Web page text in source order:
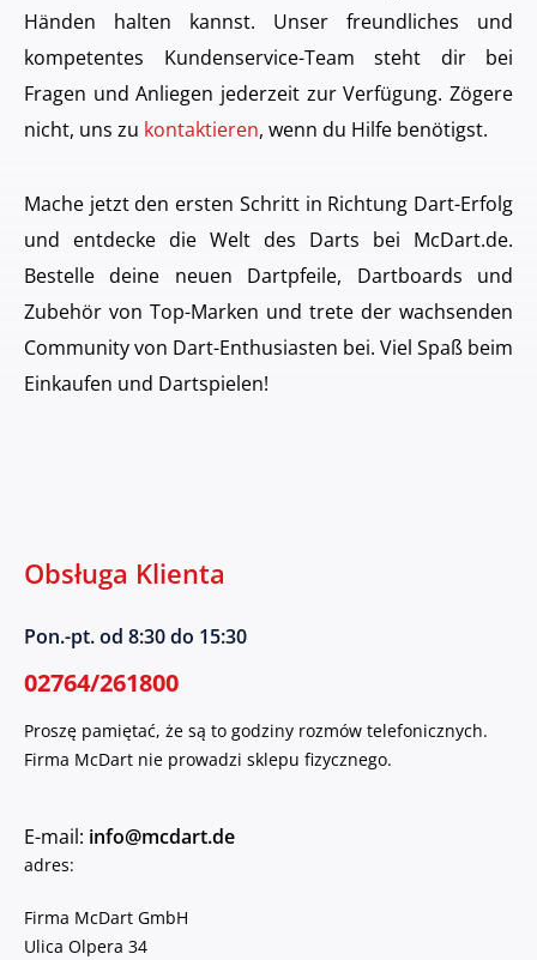
Händen halten kannst. Unser freundliches und
kompetentes Kundenservice-Team steht dir bei
Fragen und Anliegen jederzeit zur Verfügung. Zögere
nicht, uns zu kontaktieren, wenn du Hilfe benötigst.
Mache jetzt den ersten Schritt in Richtung Dart-Erfolg
und entdecke die Welt des Darts bei McDart.de.
Bestelle deine neuen Dartpfeile, Dartboards und
Zubehör von Top-Marken und trete der wachsenden
Community von Dart-Enthusiasten bei. Viel Spaß beim
Einkaufen und Dartspielen!
Obsługa Klienta
Pon.-pt. od 8:30 do 15:30
02764/261800
Proszę pamiętać, że są to godziny rozmów telefonicznych.
Firma McDart nie prowadzi sklepu fizycznego.
E-mail: info@mcdart.de
adres:
Firma McDart GmbH
Ulica Olpera 34